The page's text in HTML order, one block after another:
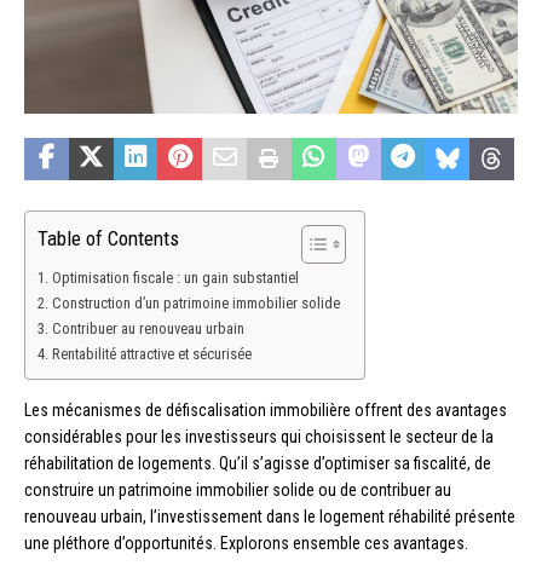
Table of Contents
Optimisation fiscale : un gain substantiel
Construction d’un patrimoine immobilier solide
Contribuer au renouveau urbain
Rentabilité attractive et sécurisée
Les mécanismes de défiscalisation immobilière offrent des avantages
considérables pour les investisseurs qui choisissent le secteur de la
réhabilitation de logements. Qu’il s’agisse d’optimiser sa fiscalité, de
construire un patrimoine immobilier solide ou de contribuer au
renouveau urbain, l’investissement dans le logement réhabilité présente
une pléthore d’opportunités. Explorons ensemble ces avantages.